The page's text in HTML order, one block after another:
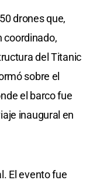
drones que,
coordinado,
del Titanic
sobre el
el barco fue
inaugural en
El evento fue